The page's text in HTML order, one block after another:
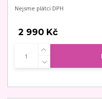
Nejsme plátci DPH
2 990 Kč